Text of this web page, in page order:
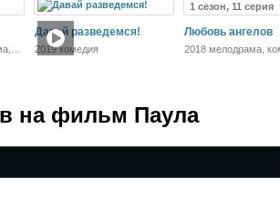
Давай разведемся!
2019 комедия
1 сезон, 11 серия
Любовь ангелов
2018 мелодрама,
на фильм Паула